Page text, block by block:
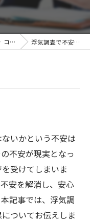
コラム 浮気調査で不安を解消する
いかという不安は
不安が現実となっ
受けてしまいま
安を解消し、安心
記事では、浮気調
ついてお伝えしま